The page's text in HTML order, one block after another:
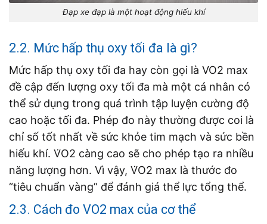
Đạp xe đạp là một hoạt động hiếu khí
2.2. Mức hấp thụ oxy tối đa là gì?
Mức hấp thụ oxy tối đa hay còn gọi là VO2 max
đề cập đến lượng oxy tối đa mà một cá nhân có
thể sử dụng trong quá trình tập luyện cường độ
cao hoặc tối đa. Phép đo này thường được coi là
chỉ số tốt nhất về sức khỏe tim mạch và sức bền
hiếu khí. V̇O2 càng cao sẽ cho phép tạo ra nhiều
năng lượng hơn. Vì vậy, V̇O2 max là thước đo
“tiêu chuẩn vàng” để đánh giá thể lực tổng thể.
2.3. Cách đo VO2 max của cơ thể